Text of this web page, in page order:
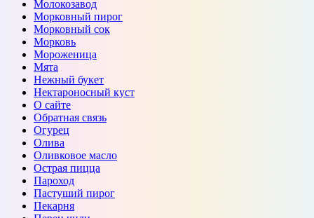
Молокозавод
Морковный пирог
Морковный сок
Морковь
Мороженица
Мята
Нежный букет
Нектароносный куст
О сайте
Обратная связь
Огурец
Олива
Оливковое масло
Острая пицца
Пароход
Пастуший пирог
Пекарня